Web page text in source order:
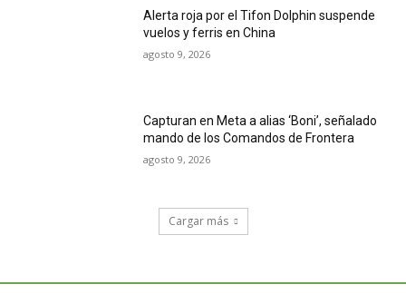
Alerta roja por el Tifon Dolphin suspende
vuelos y ferris en China
agosto 9, 2026
Capturan en Meta a alias ‘Boni’, señalado
mando de los Comandos de Frontera
agosto 9, 2026
Cargar más